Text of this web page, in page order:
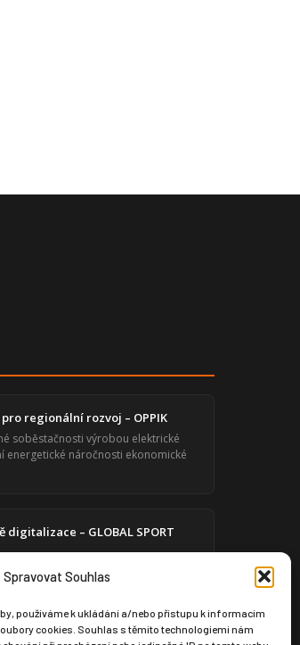
Spravovat Souhlas
používáme k ukládání a/nebo přístupu k informacím
cookies. Souhlas s těmito technologiemi nám
regionální rozvoj – OPPIK
soběstačnosti výrobou elektrické
energetické náročnosti ekonomické
digitalizace – GLOBAL SPORT
infrastruktury prostřednictvím
pro produktový design a výrobní